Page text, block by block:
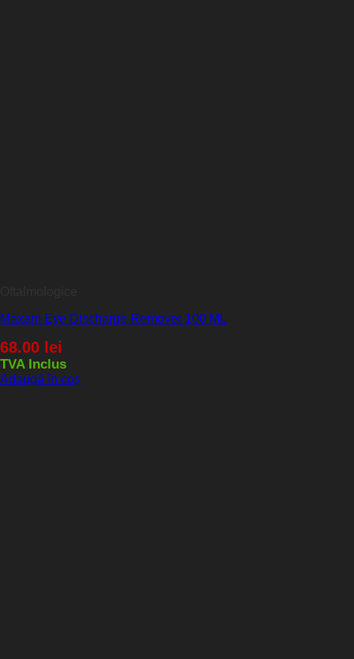
Maxani Eye Discharge Remover 100 ML
68.00 lei
TVA Inclus
Adaugă în coș